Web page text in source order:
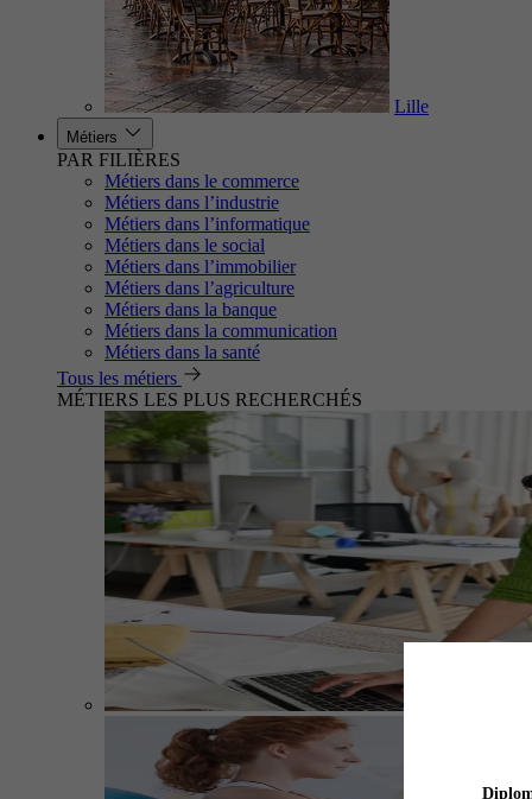
Lille
Métiers
PAR FILIÈRES
Métiers dans le commerce
Métiers dans l’industrie
Métiers dans l’informatique
Métiers dans le social
Métiers dans l’immobilier
Métiers dans l’agriculture
Métiers dans la banque
Métiers dans la communication
Métiers dans la santé
Tous les métiers
MÉTIERS LES PLUS RECHERCHÉS